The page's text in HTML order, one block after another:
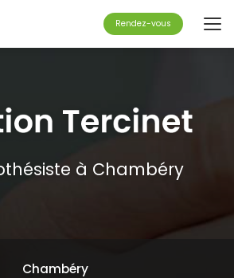
Rendez-vous
à Chambéry
Chambéry